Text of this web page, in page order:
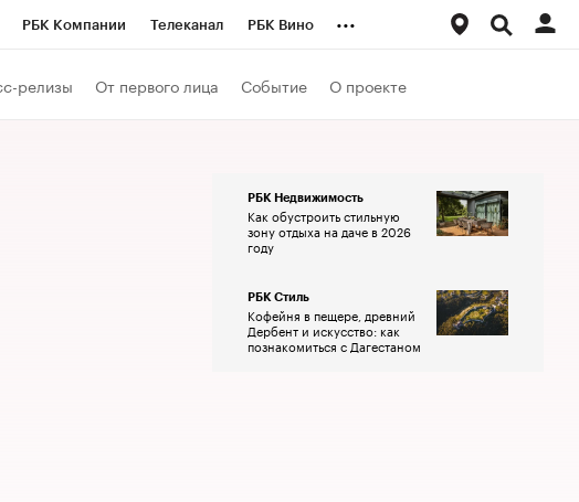
РБК Компании Телеканал РБК Вино ...
релизы От первого лица Событие О проекте
РБК Недвижимость
Как обустроить стильную
зону отдыха на даче в 2026
году
РБК Стиль
Кофейня в пещере, древний
Дербент и искусство: как
познакомиться с Дагестаном